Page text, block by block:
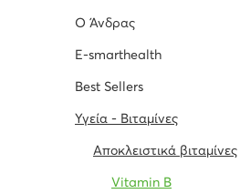
O Άνδρας
E-smarthealth
Best Sellers
Υγεία - Βιταμίνες
Αποκλειστικά βιταμίνες
Vitamin B